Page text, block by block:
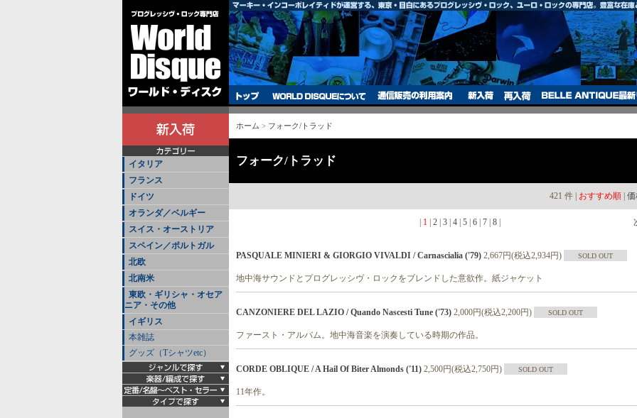
イタリア
フランス
ドイツ
オランダ／ベルギー
スイス・オーストリア
スペイン／ポルトガル
北欧
北南米
東欧・ギリシャ・オセア
ニア・その他
イギリス
本雑誌
グッズ（Tシャツetc）
ホーム > フォーク/トラッド
フォーク/トラッド
421 件 | おすすめ順
1 2 3 4 5 6 7 8
PASQUALE MINIERI & GIORGIO VIVALDI / Carnascialia ('79) 2,667円(税込2,934円) SOLD OUT
地中海サウンドとプログレッシヴ・ロックをブレンドした意欲作。紙ジャケット
CANZONIERE DEL LAZIO / Quando Nascesti Tune ('73) 2,000円(税込2,200円) SOLD OUT
ファースト・アルバム。地中海音楽を演奏している時期の作品。
CORDE OBLIQUE / A Hail Of Biter Almonds ('11) 2,500円(税込2,750円) SOLD OUT
11年作。